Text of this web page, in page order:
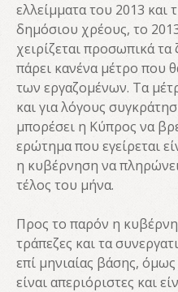
ελλείμματα του 2013 και
δημόσιου χρέους, το
χειρίζεται προσωπικά
πάρει κανένα μέτρο που
των εργαζομένων. Τα
και για λόγους
μπορέσει η Κύπρος να
ερώτημα που εγείρεται
η κυβέρνηση να
τέλος του μήνα.
Προς το παρόν η
τράπεζες και τα
επί μηνιαίας βάσης,
είναι απεριόριστες και